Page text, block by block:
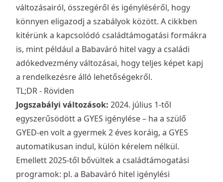
változásairól, összegéről és igényléséről, hogy
könnyen eligazodj a szabályok között. A cikkben
kitérünk a kapcsolódó családtámogatási formákra
is, mint például a Babaváró hitel vagy a családi
adókedvezmény változásai, hogy teljes képet kapj
a rendelkezésre álló lehetőségekről.
TL;DR - Röviden
Jogszabályi változások: 2024. július 1-től
egyszerűsödött a GYES igénylése – ha a szülő
GYED-en volt a gyermek 2 éves koráig, a GYES
automatikusan indul, külön kérelem nélkül.
Emellett 2025-től bővültek a családtámogatási
programok: pl. a Babaváró hitel igénylési